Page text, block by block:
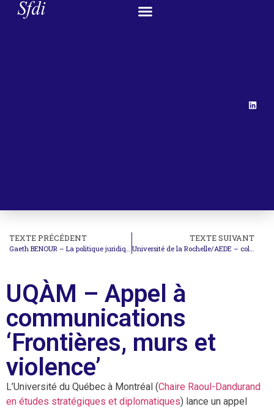
TEXTE PRÉCÉDENT
Gaeth BENOUR – La politique juridique extérieure de la Libye de 1969 à 2011
TEXTE SUIVANT
Université de la Rochelle/AEDE – colloque ‘Climate Justice : Challenges and perspectives of COP21’
UQÀM – Appel à
communications
‘Frontières, murs et
violence’
L’Université du Québec à Montréal (Chaire Raoul-Dandurand
en études stratégiques et diplomatiques) lance un appel